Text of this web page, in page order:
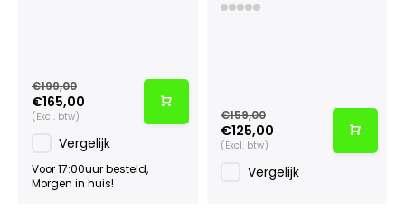
€199,00
€165,00
(Excl. btw)
Vergelijk
Voor 17:00uur besteld,
Morgen in huis!
€159,00
€125,00
(Excl. btw)
Vergelijk